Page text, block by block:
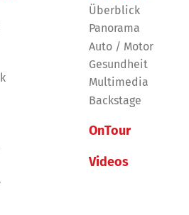
Überblick
Panorama
Auto / Motor
Gesundheit
Multimedia
Backstage
OnTour
Videos